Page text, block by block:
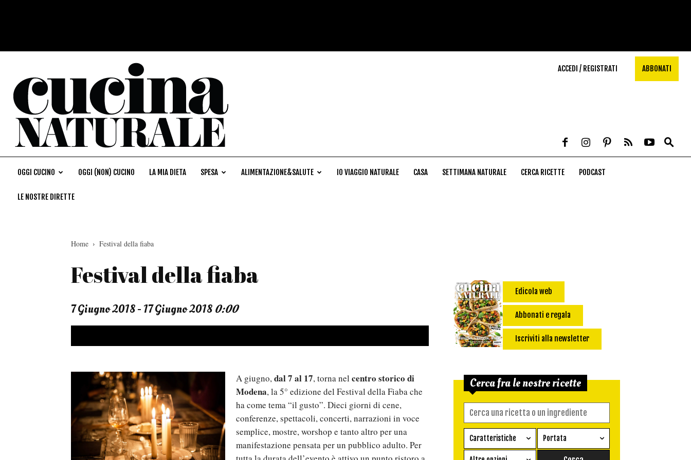
ACCEDI / REGISTRATI ABBONATI
OGGI CUCINO OGGI (NON) CUCINO LA MIA DIETA SPESA ALIMENTAZIONE&SALUTE IO VIAGGIO NATURALE CASA SETTIMANA NATURALE CERCA RICETTE PODCAST
LE NOSTRE DIRETTE
Home Festival della fiaba
Festival della fiaba
7 Giugno 2018 - 17 Giugno 2018 0:00
A giugno,dal 7 al 17, torna nel centro storico di
Modena, la 5° edizione del Festival della Fiaba che
ha come tema “il gusto”. Dieci giorni di cene,
conferenze, spettacoli, concerti, narrazioni in voce
semplice, mostre, worshop e tanto altro per una
manifestazione pensata per un pubblico adulto. Per
Edicola web
Abbonati e regala
Iscriviti alla newsletter
Cerca fra le nostre ricette
Caratteristiche
Ricetta vegetariana
Portata
Antipasto